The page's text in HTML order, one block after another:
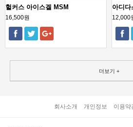
헐커스 아이스겔 MSM
16,500원
아디다
12,000
더보기 +
회사소개 개인정보 이용약